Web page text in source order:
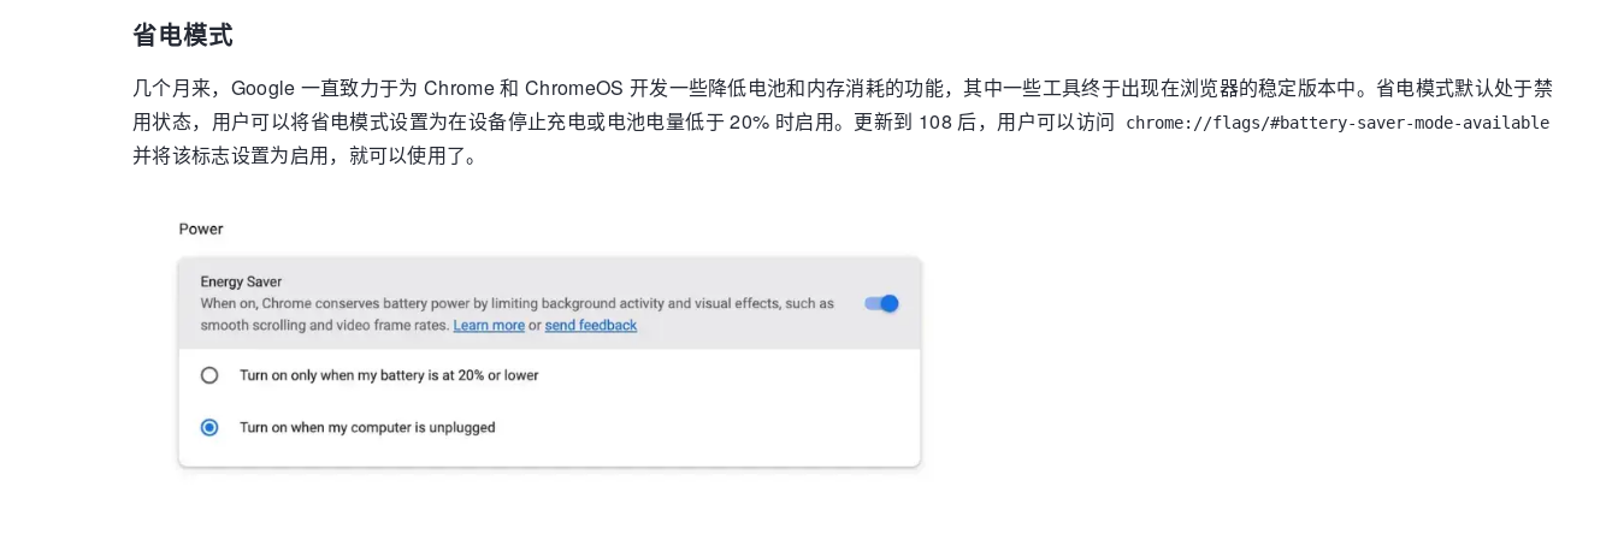
省电模式
几个月来，Google 一直致力于为 Chrome 和 ChromeOS 开发一些降低电池和内存消耗的功能，其中一些工具终于出现在浏览器的稳定版本中。省电模式默认处于禁
用状态，用户可以将省电模式设置为在设备停止充电或电池电量低于 20% 时启用。更新到 108 后，用户可以访问
chrome://flags/#battery-saver-mode-available
并将该标志设置为启用，就可以使用了。